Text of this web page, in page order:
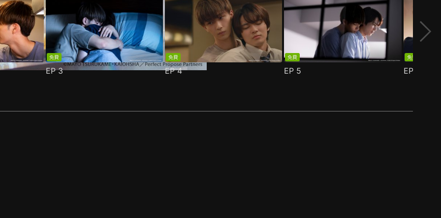
免費
EP3
免費
EP4
免費
EP 5
免費
EP